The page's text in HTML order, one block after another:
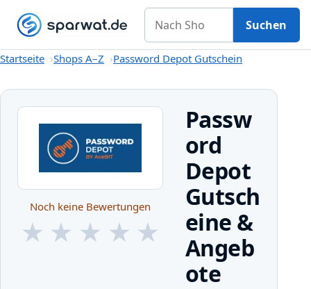
Startseite
GutscheineShops A–Z KategorienMagazin
Nach Shop suchen
Suchen
Startseite Shops A–Z Password Depot Gutschein
Noch keine Bewertungen
★ ★ ★ ★ ★
Passw
ord
Depot
Gutsch
eine &
Angeb
ote